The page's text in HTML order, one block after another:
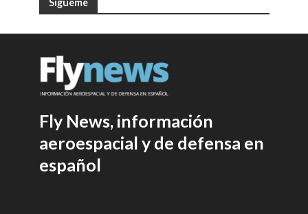
Fly News, información
aeroespacial y de defensa en
español